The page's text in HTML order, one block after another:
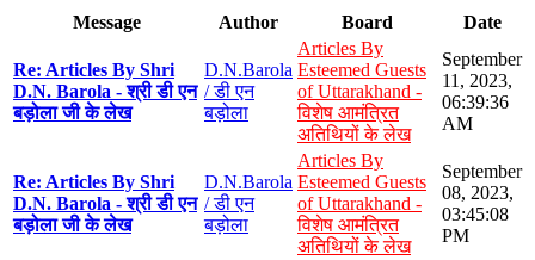
Message Author Board Date
Re: Articles By Shri
D.N. Barola - श्री डी एन
बड़ोला जी के लेख
D.N.Barola
/ डी एन
बड़ोला
Articles By
Esteemed Guests
of Uttarakhand -
विशेष आमंत्रित
अतिथियों के लेख
September
11, 2023,
06:39:36
AM
Re: Articles By Shri
D.N. Barola - श्री डी एन
बड़ोला जी के लेख
D.N.Barola
/ डी एन
बड़ोला
Articles By
Esteemed Guests
of Uttarakhand -
विशेष आमंत्रित
अतिथियों के लेख
September
08, 2023,
03:45:08
PM